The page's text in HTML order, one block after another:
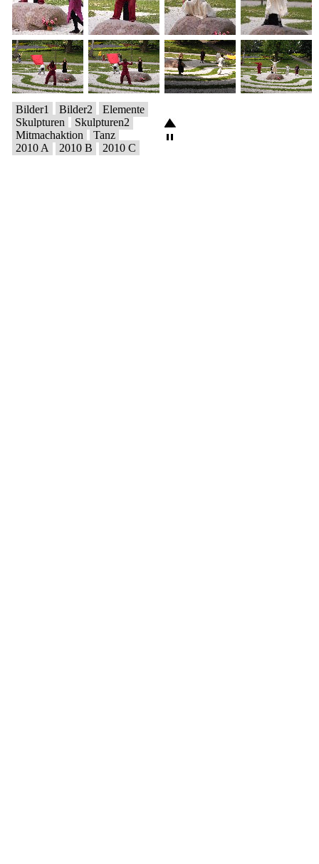
Bilder1 Bilder2
Elemente
Skulpturen
Skulpturen2
Mitmachaktion
Tanz
2010 A
2010 B 2010 C